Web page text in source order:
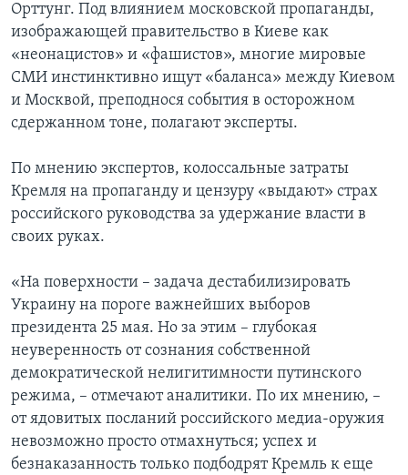
Орттунг. Под влиянием московской пропаганды,
изображающей правительство в Киеве как
«неонацистов» и «фашистов», многие мировые
СМИ инстинктивно ищут «баланса» между Киевом
и Москвой, преподнося события в осторожном
сдержанном тоне, полагают эксперты.
По мнению экспертов, колоссальные затраты
Кремля на пропаганду и цензуру «выдают» страх
российского руководства за удержание власти в
своих руках.
«На поверхности – задача дестабилизировать
Украину на пороге важнейших выборов
президента 25 мая. Но за этим – глубокая
неуверенность от сознания собственной
демократической нелигитимности путинского
режима, – отмечают аналитики. По их мнению, –
от ядовитых посланий российского медиа-оружия
невозможно просто отмахнуться; успех и
безнаказанность только подбодрят Кремль к еще